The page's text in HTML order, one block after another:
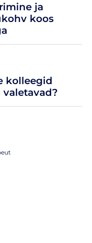
ja
koos
kolleegid